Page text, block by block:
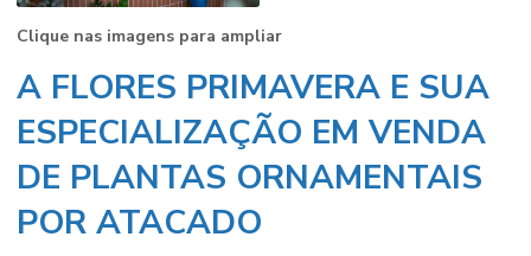
Clique nas imagens para ampliar
A FLORES PRIMAVERA E SUA
ESPECIALIZAÇÃO EM VENDA
DE PLANTAS ORNAMENTAIS
POR ATACADO